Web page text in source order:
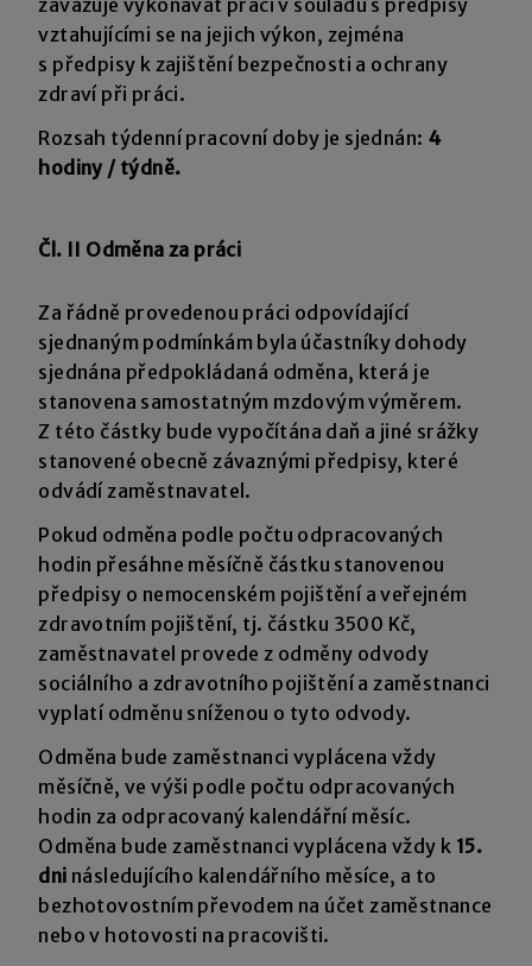
zavazuje vykonávat práci v souladu s předpisy
vztahujícími se na jejich výkon, zejména
s předpisy k zajištění bezpečnosti a ochrany
zdraví při práci.
Rozsah týdenní pracovní doby je sjednán: 4
hodiny / týdně.
Čl. II Odměna za práci
Za řádně provedenou práci odpovídající
sjednaným podmínkám byla účastníky dohody
sjednána předpokládaná odměna, která je
stanovena samostatným mzdovým výměrem.
Z této částky bude vypočítána daň a jiné srážky
stanovené obecně závaznými předpisy, které
odvádí zaměstnavatel.
Pokud odměna podle počtu odpracovaných
hodin přesáhne měsíčně částku stanovenou
předpisy o nemocenském pojištění a veřejném
zdravotním pojištění, tj. částku 3500 Kč,
zaměstnavatel provede z odměny odvody
sociálního a zdravotního pojištění a zaměstnanci
vyplatí odměnu sníženou o tyto odvody.
Odměna bude zaměstnanci vyplácena vždy
měsíčně, ve výši podle počtu odpracovaných
hodin za odpracovaný kalendářní měsíc.
Odměna bude zaměstnanci vyplácena vždy k 15.
dni následujícího kalendářního měsíce, a to
bezhotovostním převodem na účet zaměstnance
nebo v hotovosti na pracovišti.